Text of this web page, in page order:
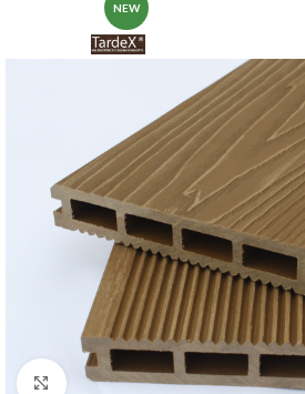
NEW
Click to enlarge